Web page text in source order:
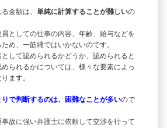
金額は、 単純に計算することが難しいの
としての仕事の内容、年齢、給与などを
め、一筋縄ではいかないのです。
して認められるかどうか、認められると
られるかについては、様々な要素によっ
ます。
で判断するのは、困難なことが多いので
故に強い弁護士に依頼して交渉を行って